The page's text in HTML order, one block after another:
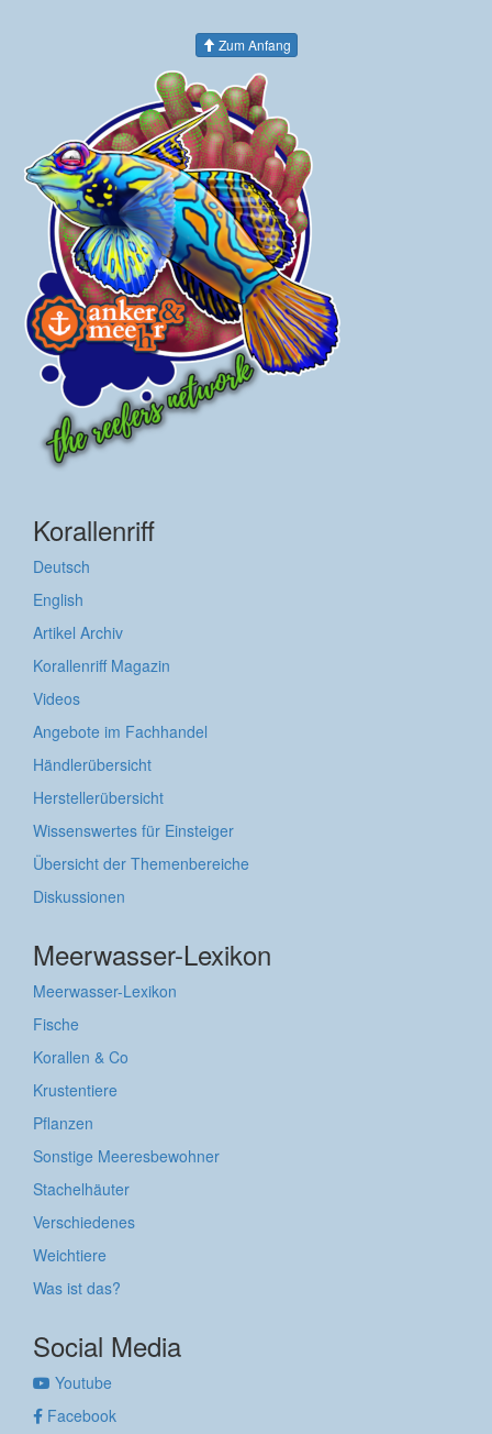
Zum Anfang
Korallenriff
Deutsch
English
Artikel Archiv
Korallenriff Magazin
Videos
Angebote im Fachhandel
Händlerübersicht
Herstellerübersicht
Wissenswertes für Einsteiger
Übersicht der Themenbereiche
Diskussionen
Meerwasser-Lexikon
Meerwasser-Lexikon
Fische
Korallen & Co
Krustentiere
Pflanzen
Sonstige Meeresbewohner
Stachelhäuter
Verschiedenes
Weichtiere
Was ist das?
Social Media
Youtube
Facebook